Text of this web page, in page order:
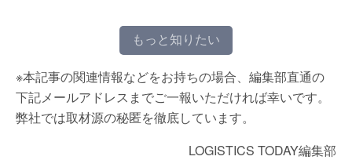
もっと知りたい
※本記事の関連情報などをお持ちの場合、編集部直通の
下記メールアドレスまでご一報いただければ幸いです。
弊社では取材源の秘匿を徹底しています。
LOGISTICS TODAY編集部